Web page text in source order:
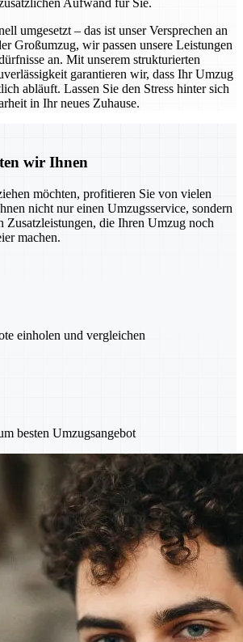
Aufwand für Sie.
umgesetzt – das ist unser Versprechen an
Großumzug, wir passen unsere Leistungen
an. Mit unserem strukturierten
garantieren wir, dass Ihr Umzug
abläuft. Lassen Sie den Stress hinter sich
in Ihr neues Zuhause.
wir Ihnen
möchten, profitieren Sie von vielen
nicht nur einen Umzugsservice, sondern
Zusatzleistungen, die Ihren Umzug noch
machen.
einholen und vergleichen
besten Umzugsangebot